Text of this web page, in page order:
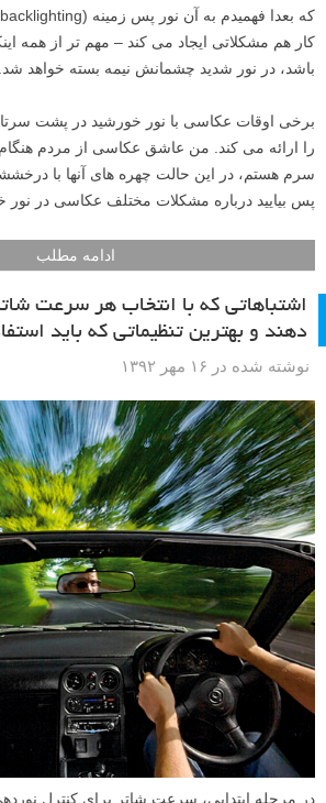
کار هم مشکلاتی ایجاد می کند – مهم تر از همه
باشد، در نور شدید چشمانش نیمه بسته خواهد شد.
برخی اوقات عکاسی با نور خورشید در پشت
را ارائه می کند. من عاشق عکاسی از مردم
سرم هستم، در این حالت چهره های آنها با
پس بیایید درباره مشکلات مختلف عکاسی در نور
ادامه مطلب
اشتباهاتی که با انتخاب هر سرعت
دهند و بهترین تنظیماتی که باید
نوشته شده در ۱۶ مهر ۱۳۹۲
در مرحله ابتدایی، سرعت شاتر برای کنترل